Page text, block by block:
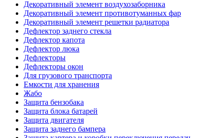
Декоративный элемент воздухозаборника
Декоративный элемент противотуманных фар
Декоративный элемент решетки радиатора
Дефлектор заднего стекла
Дефлектор капота
Дефлектор люка
Дефлекторы
Дефлекторы окон
Для грузового транспорта
Емкости для хранения
Жабо
Защита бензобака
Защита блока батарей
Защита двигателя
Защита заднего бампера